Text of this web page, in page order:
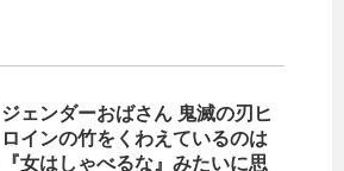
ジェンダーおばさん 鬼滅の刃ヒ
ロインの竹をくわえているのは
『女はしゃべるな』みたいに思